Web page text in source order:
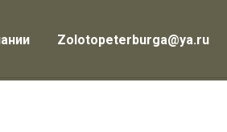
Zolotopeterburga@ya.ru